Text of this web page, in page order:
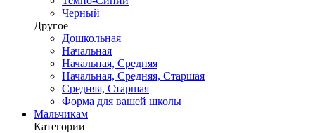
Черный
Другое
Дошкольная
Начальная
Начальная, Средняя
Начальная, Средняя, Старшая
Средняя, Старшая
Форма для вашей школы
Мальчикам
Категории